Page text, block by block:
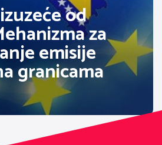
od
za
emisije
granicama